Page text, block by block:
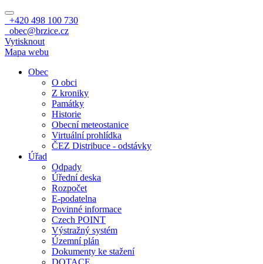
+420 498 100 730
obec@brzice.cz
Vytisknout
Mapa webu
Obec
O obci
Z kroniky
Památky
Historie
Obecní meteostanice
Virtuální prohlídka
ČEZ Distribuce - odstávky
Úřad
Odpady
Úřední deska
Rozpočet
E-podatelna
Povinné informace
Czech POINT
Výstražný systém
Územní plán
Dokumenty ke stažení
DOTACE